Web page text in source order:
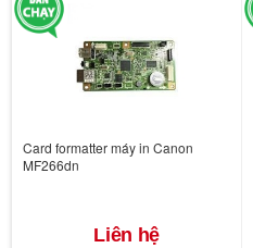
Card formatter máy in Canon
MF266dn
Liên hệ